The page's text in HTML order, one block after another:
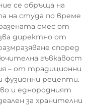
се обръща на
на студа по време
смес от
директно от
според
гъвкавост
– от традиционни
фузионни рецепти.
и еднородният
за хранителни